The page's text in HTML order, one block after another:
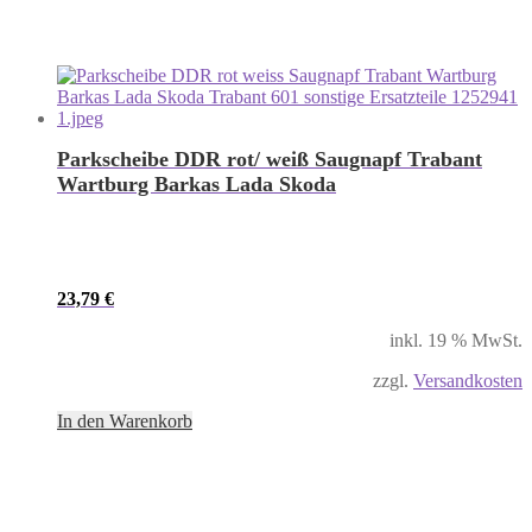
Parkscheibe DDR rot/ weiß Saugnapf Trabant
Wartburg Barkas Lada Skoda
23,79 €
inkl. 19 % MwSt.
zzgl. Versandkosten
In den Warenkorb